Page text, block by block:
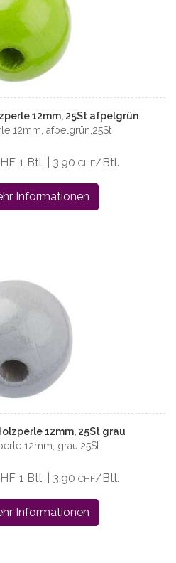
12mm, 25St afpelgrün
12mm, afpelgrün,25St
1 Btl. | 3,90 CHF/Btl.
Informationen
12mm, 25St grau
12mm, grau,25St
1 Btl. | 3,90 CHF/Btl.
Informationen